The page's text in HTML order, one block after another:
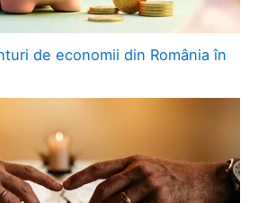
de economii din România în